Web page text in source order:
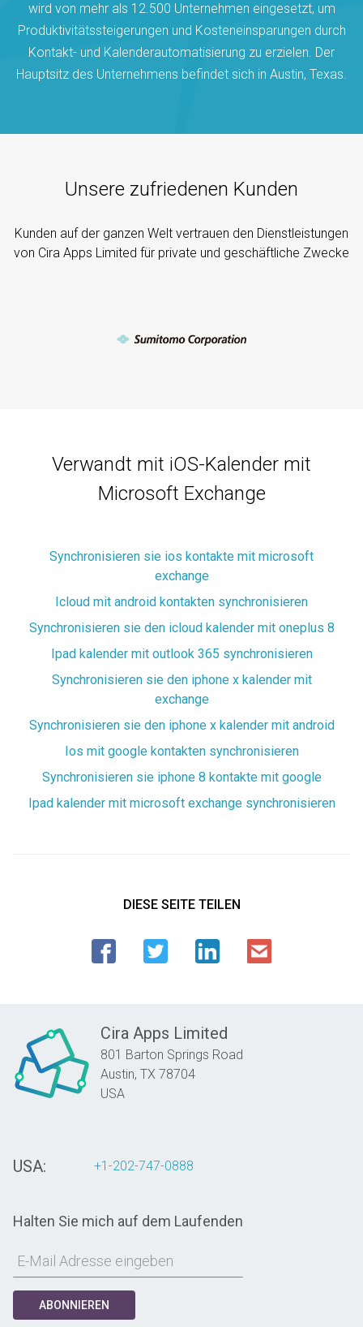
wird von mehr als 12.500 Unternehmen eingesetzt, um
Produktivitätssteigerungen und Kosteneinsparungen durch
Kontakt- und Kalenderautomatisierung zu erzielen. Der
Hauptsitz des Unternehmens befindet sich in Austin, Texas.
Unsere zufriedenen Kunden
Kunden auf der ganzen Welt vertrauen den Dienstleistungen
von Cira Apps Limited für private und geschäftliche Zwecke
Verwandt mit iOS-Kalender mit
Microsoft Exchange
Synchronisieren sie ios kontakte mit microsoft
exchange
Icloud mit android kontakten synchronisieren
Synchronisieren sie den icloud kalender mit oneplus 8
Ipad kalender mit outlook 365 synchronisieren
Synchronisieren sie den iphone x kalender mit
exchange
Synchronisieren sie den iphone x kalender mit android
Ios mit google kontakten synchronisieren
Synchronisieren sie iphone 8 kontakte mit google
Ipad kalender mit microsoft exchange synchronisieren
DIESE SEITE TEILEN
Cira Apps Limited
801 Barton Springs Road
Austin, TX 78704
USA
USA: +1-202-747-0888
Halten Sie mich auf dem Laufenden
ABONNIEREN